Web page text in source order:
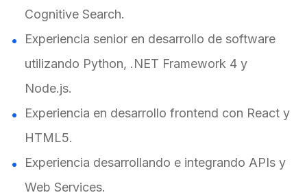
Cognitive Search.
Experiencia senior en desarrollo de software
utilizando Python, .NET Framework 4 y
Node.js.
Experiencia en desarrollo frontend con React y
HTML5.
Experiencia desarrollando e integrando APIs y
Web Services.